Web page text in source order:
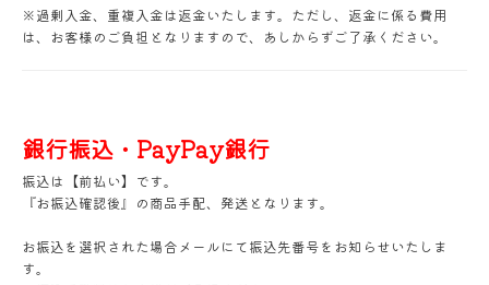
※過剰入金、重複入金は返金いたします。ただし、返金に係る費用
は、お客様のご負担となりますので、あしからずご了承ください。
銀行振込・PayPay銀行
振込は【前払い】です。
『お振込確認後』の商品手配、発送となります。
お振込を選択された場合メールにて振込先番号をお知らせいたしま
す。